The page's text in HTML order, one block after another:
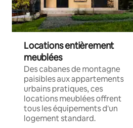
Locations entièrement
meublées
Des cabanes de montagne
paisibles aux appartements
urbains pratiques, ces
locations meublées offrent
tous les équipements d'un
logement standard.